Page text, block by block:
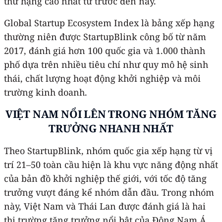
Global Startup Ecosystem Index là bảng xếp hạng
thường niên được StartupBlink công bố từ năm
2017, đánh giá hơn 100 quốc gia và 1.000 thành
phố dựa trên nhiều tiêu chí như quy mô hệ sinh
thái, chất lượng hoạt động khởi nghiệp và môi
trường kinh doanh.
VIỆT NAM NỔI LÊN TRONG NHÓM TĂNG
TRƯỞNG NHANH NHẤT
Theo StartupBlink, nhóm quốc gia xếp hạng từ vị
trí 21–50 toàn cầu hiện là khu vực năng động nhất
của bản đồ khởi nghiệp thế giới, với tốc độ tăng
trưởng vượt đáng kể nhóm dẫn đầu. Trong nhóm
này, Việt Nam và Thái Lan được đánh giá là hai